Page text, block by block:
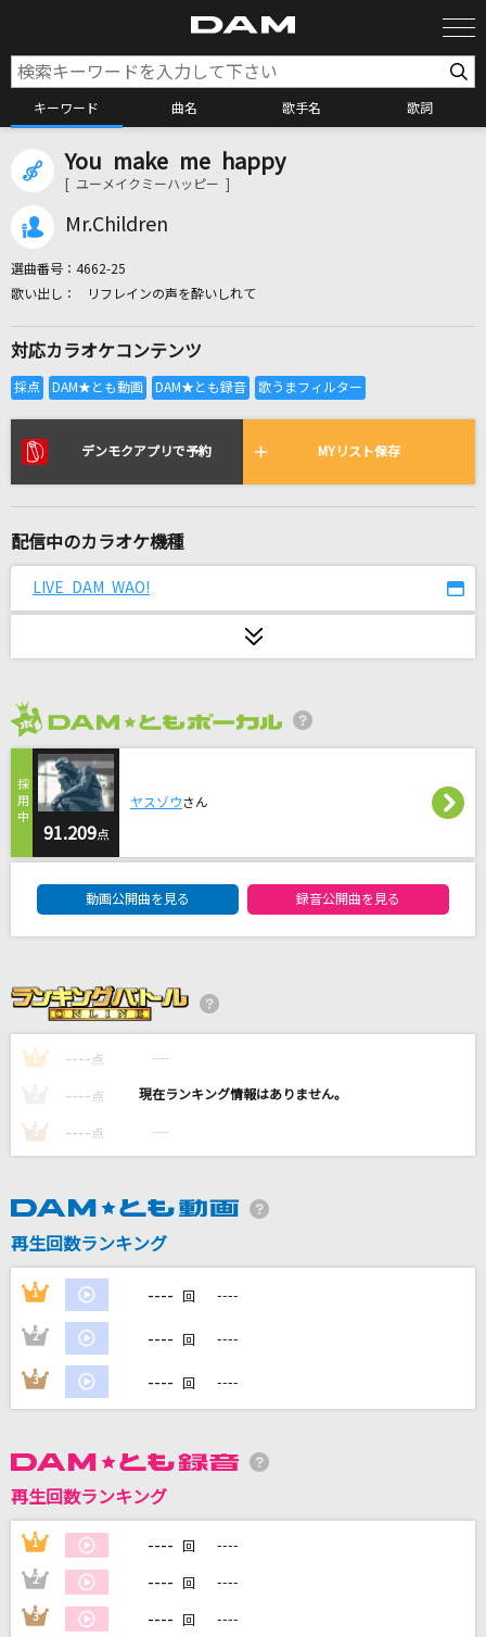
キーワード 曲名 歌手名 歌詞
カラオケ検索
全国りれき
リアルタイムで歌われている曲の一覧
[生音]夏の王様
[生音]青い栞
＝LOVE
[生音]未来予想図Ⅱ
TEST ME
ちゃんみな
[生音]LA・LA・LA LOVE SONG
久保田利伸with NAOMI CAMPBELL
君という花
ASIAN KUNG-FU GENERATION
[生音]ヒッチコック
[生音]あふれる涙が伝うとき
津吹みゆ
DAMの新曲・ランキングなど
DAMに会員登録・ログインして
カラオケをもっと楽しもう！
You make me happy
[ ユーメイクミーハッピー ]
Mr.Children
選曲番号： 4662-25
リフレインの声を酔いしれて
対応カラオケコンテンツ
デンモクアプリで予約 MYリスト保存
配信中のカラオケ機種
LIVE DAM WAO!
91.209点
ヤスゾウさん
動画公開曲を見る 録音公開曲を見る
1 ---- 点 ----
---- 点 ----
3 ---- 点 ----
再生回数ランキング
1 ---- 回 ----
2 ---- 回 ----
3 ---- 回 ----
再生回数ランキング
1 ---- 回 ----
2 ---- 回 ----
3 ---- 回 ----